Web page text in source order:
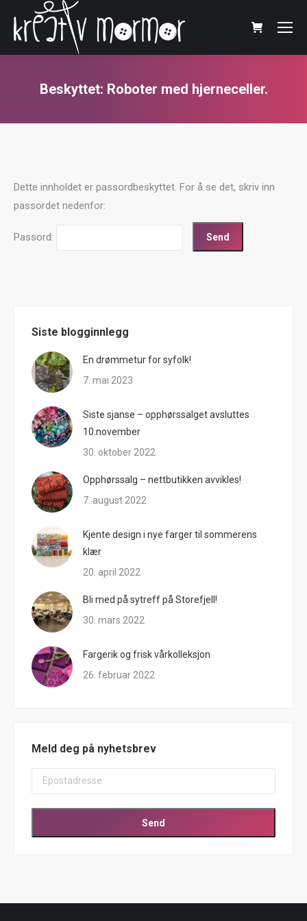
Beskyttet: Roboter med hjerneceller.
Dette innholdet er passordbeskyttet. For å se det, skriv inn
passordet nedenfor:
Passord:
Siste blogginnlegg
En drømmetur for syfolk!
7. mai 2023
Siste sjanse – opphørssalget avsluttes
10.november
30. oktober 2022
Opphørssalg – nettbutikken avvikles!
7. august 2022
Kjente design i nye farger til sommerens
klær
20. april 2022
Bli med på sytreff på Storefjell!
30. mars 2022
Fargerik og frisk vårkolleksjon
26. februar 2022
Meld deg på nyhetsbrev